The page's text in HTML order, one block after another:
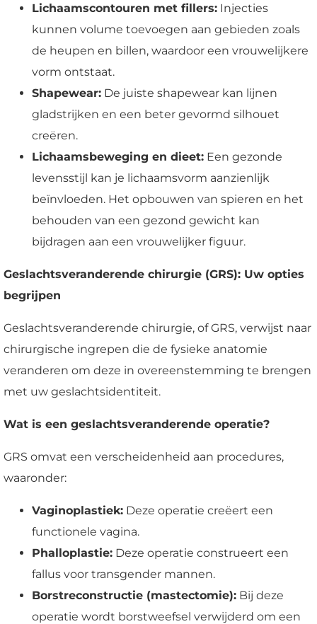
Lichaamscontouren met fillers: Injecties
kunnen volume toevoegen aan gebieden zoals
de heupen en billen, waardoor een vrouwelijkere
vorm ontstaat.
Shapewear: De juiste shapewear kan lijnen
gladstrijken en een beter gevormd silhouet
creëren.
Lichaamsbeweging en dieet: Een gezonde
levensstijl kan je lichaamsvorm aanzienlijk
beïnvloeden. Het opbouwen van spieren en het
behouden van een gezond gewicht kan
bijdragen aan een vrouwelijker figuur.
Geslachtsveranderende chirurgie (GRS): Uw opties
begrijpen
Geslachtsveranderende chirurgie, of GRS, verwijst naar
chirurgische ingrepen die de fysieke anatomie
veranderen om deze in overeenstemming te brengen
met uw geslachtsidentiteit.
Wat is een geslachtsveranderende operatie?
GRS omvat een verscheidenheid aan procedures,
waaronder:
Vaginoplastiek: Deze operatie creëert een
functionele vagina.
Phalloplastie: Deze operatie construeert een
fallus voor transgender mannen.
Borstreconstructie (mastectomie): Bij deze
operatie wordt borstweefsel verwijderd om een